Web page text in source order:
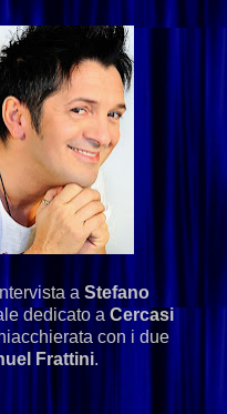
a Stefano
dedicato a Cercasi
con i due
Frattini.